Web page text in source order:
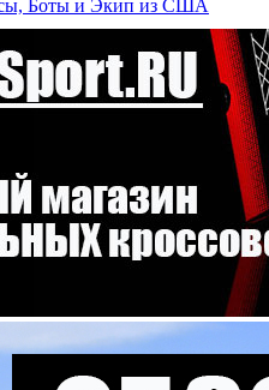
Боты и Экип из США